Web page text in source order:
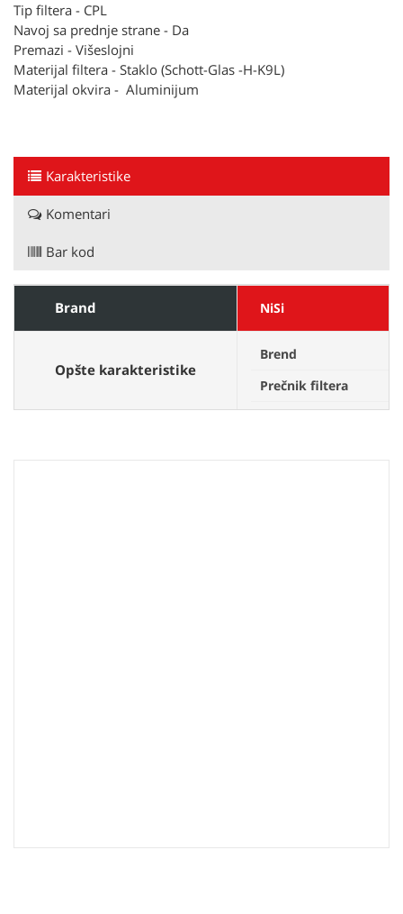
Tip filtera - CPL
Navoj sa prednje strane - Da
Premazi - Višeslojni
Materijal filtera - Staklo (Schott-Glas -H-K9L)
Materijal okvira - Aluminijum
Karakteristike
Komentari
Bar kod
Brand NiSi
Opšte karakteristike
Brend
Prečnik filtera